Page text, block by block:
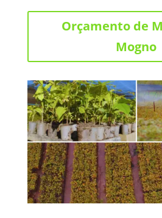
Orçamento de
Mogno